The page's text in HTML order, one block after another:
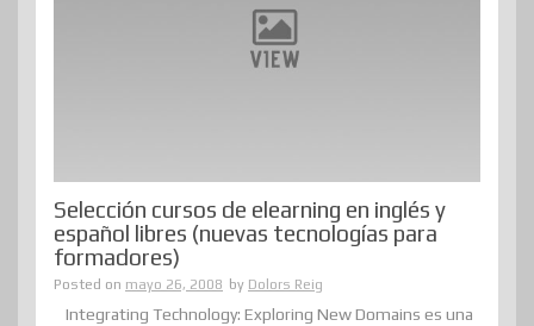
Selección cursos de elearning en inglés y
español libres (nuevas tecnologías para
formadores)
Posted on mayo 26, 2008 by Dolors Reig
Integrating Technology: Exploring New Domains es una